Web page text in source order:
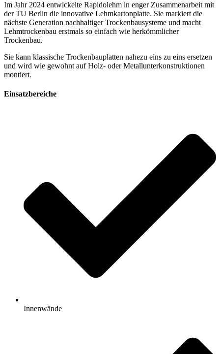
Im Jahr 2024 entwickelte Rapidolehm in enger Zusammenarbeit mit
der TU Berlin die innovative Lehmkartonplatte. Sie markiert die
nächste Generation nachhaltiger Trockenbausysteme und macht
Lehmtrockenbau erstmals so einfach wie herkömmlicher
Trockenbau.
Sie kann klassische Trockenbauplatten nahezu eins zu eins ersetzen
und wird wie gewohnt auf Holz- oder Metallunterkonstruktionen
montiert.
Einsatzbereiche
Innenwände